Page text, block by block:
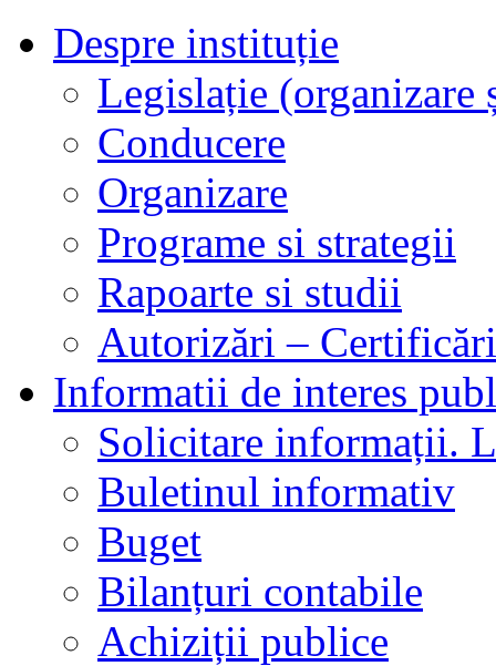
Despre instituție
Legislație
Conducere
Organizare
Programe si strategii
Rapoarte si studii
Autorizări –
Informatii de interes
Solicitare informații.
Buletinul informativ
Buget
Bilanțuri contabile
Achiziții publice